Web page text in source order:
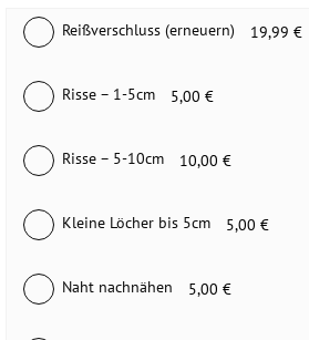
Reißverschluss (erneuern) 19,99 €
Risse – 1-5cm 5,00 €
Risse – 5-10cm 10,00 €
Kleine Löcher bis 5cm 5,00 €
Naht nachnähen 5,00 €